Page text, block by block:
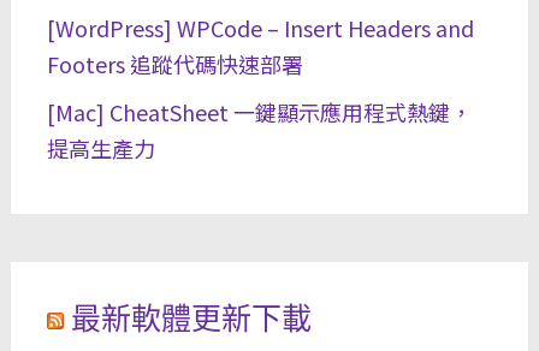
[WordPress] WPCode – Insert Headers and
Footers 追蹤代碼快速部署
[Mac] CheatSheet 一鍵顯示應用程式熱鍵，
提高生產力
最新軟體更新下載